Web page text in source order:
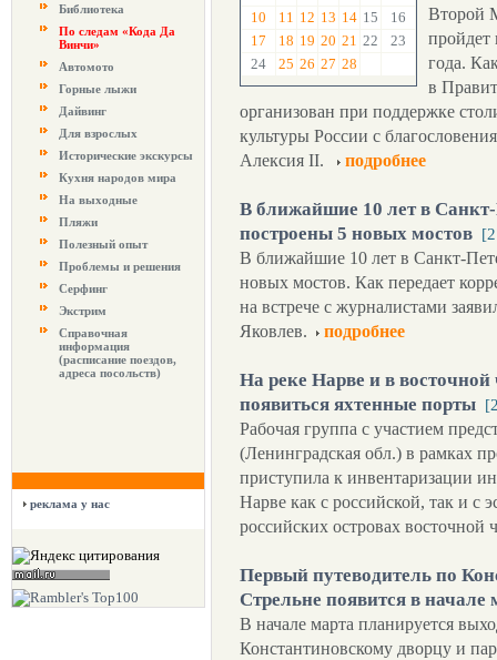
Библиотека
По следам «Кода Да
Винчи»
Автомото
Горные лыжи
Дайвинг
Для взрослых
Исторические экскурсы
Кухня народов мира
На выходные
Пляжи
Полезный опыт
Проблемы и решения
Серфинг
Экстрим
Справочная
информация
(расписание поездов,
адреса посольств)
реклама у нас
10
11 12 13 14 15
16
17
18 19 20 21 22
23
24
25 26 27 28
Второй
пройдет
года.
в
организован при поддержке
культуры России с
Алексия II.
подробнее
В ближайшие 10 лет в
построены 5 новых мостов
В ближайшие 10 лет в Санкт-
новых мостов. Как передает
на встрече с журналистами
Яковлев.
подробнее
На реке Нарве и в
появиться яхтенные порты
Рабочая группа с участием
(Ленинградская обл.) в рамках
приступила к инвентаризации
Нарве как с российской, так и с
российских островах восточной
Первый путеводитель по
Стрельне появится в начале
В начале марта планируется
Константиновскому дворцу и